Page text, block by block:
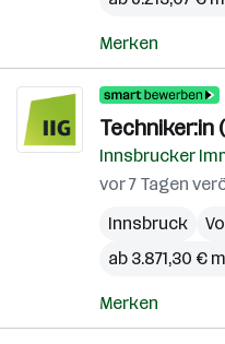
Merken
Techniker:in
Innsbrucker
vor 7 Tagen
Innsbruck
ab 3.871,30 €
Merken